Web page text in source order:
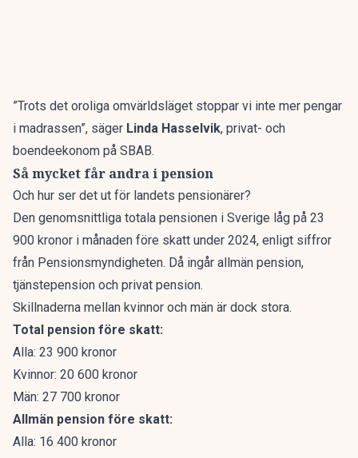
”Trots det oroliga omvärldsläget stoppar vi inte mer pengar
i madrassen”, säger Linda Hasselvik, privat- och
boendeekonom på SBAB.
Så mycket får andra i pension
Och hur ser det ut för landets pensionärer?
Den genomsnittliga totala pensionen i Sverige låg på 23
900 kronor i månaden före skatt under 2024, enligt siffror
från Pensionsmyndigheten. Då ingår allmän pension,
tjänstepension och privat pension.
Skillnaderna mellan kvinnor och män är dock stora.
Total pension före skatt:
Alla: 23 900 kronor
Kvinnor: 20 600 kronor
Män: 27 700 kronor
Allmän pension före skatt:
Alla: 16 400 kronor